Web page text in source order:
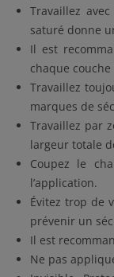
Travaillez
saturé donne
Il est
chaque couche
Travaillez
marques de
Travaillez par
largeur totale
Coupez le
l’application.
Évitez trop de
prévenir un
Il est
Ne pas